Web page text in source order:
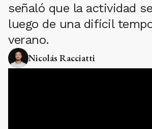
señaló que la actividad
luego de una difícil
verano.
Nicolás Racciatti